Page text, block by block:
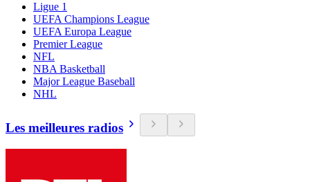
Ligue 1
UEFA Champions League
UEFA Europa League
Premier League
NFL
NBA Basketball
Major League Baseball
NHL
Les meilleures radios